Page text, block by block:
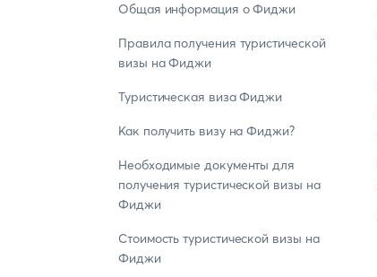
Общая информация о Фиджи
Правила получения туристической
визы на Фиджи
Туристическая виза Фиджи
Как получить визу на Фиджи?
Необходимые документы для
получения туристической визы на
Фиджи
Стоимость туристической визы на
Фиджи